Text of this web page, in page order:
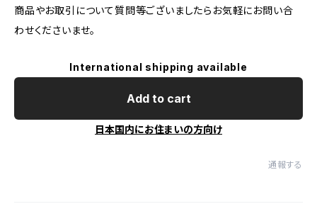
商品やお取引について質問等ございましたらお気軽にお問い合
わせくださいませ。
International shipping available
Add to cart
日本国内にお住まいの方向け
通報する